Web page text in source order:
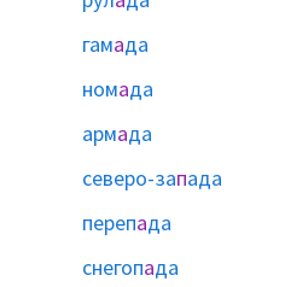
гамада
номада
армада
северо-запада
перепада
снегопада